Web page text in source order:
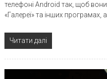
телефоні Android так, щоб
«Галереї» та інших програмах,
Читати далі